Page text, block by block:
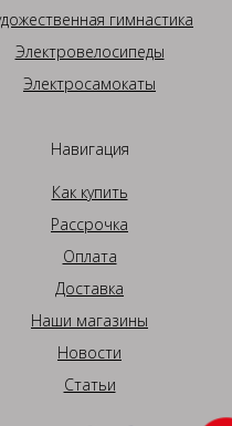
гимнастика
Электровелосипеды
Электросамокаты
Навигация
Как купить
Рассрочка
Оплата
Доставка
Наши магазины
Новости
Статьи